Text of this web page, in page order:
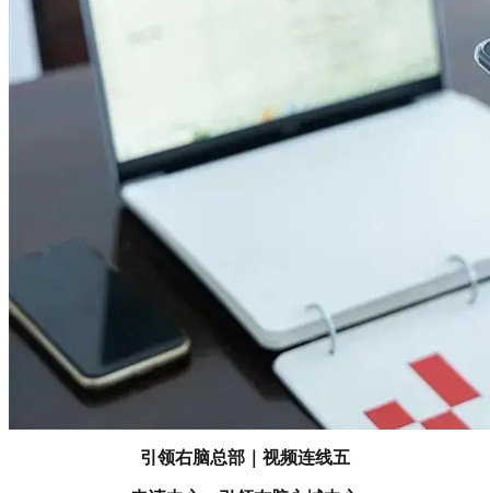
引领右脑总部｜视频连线五